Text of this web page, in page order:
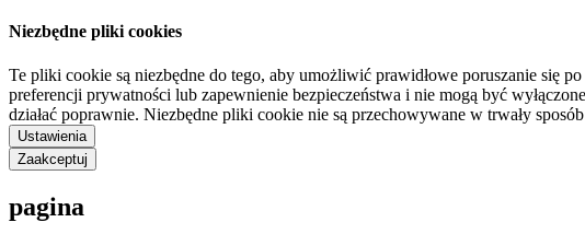
Niezbędne pliki cookies
Te pliki cookie są niezbędne do tego, aby umożliwić prawidłowe poruszanie się
preferencji prywatności lub zapewnienie bezpieczeństwa i nie mogą być
działać poprawnie. Niezbędne pliki cookie nie są przechowywane w trwały
Ustawienia
Zaakceptuj
pagina